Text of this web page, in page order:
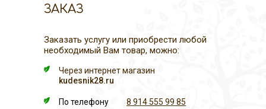
ЗАКАЗ
8 914 555 99 85
По телефону
Через интернет магазин
kudesnik28.ru
Заказать услугу или приобрести любой
необходимый Вам товар, можно: